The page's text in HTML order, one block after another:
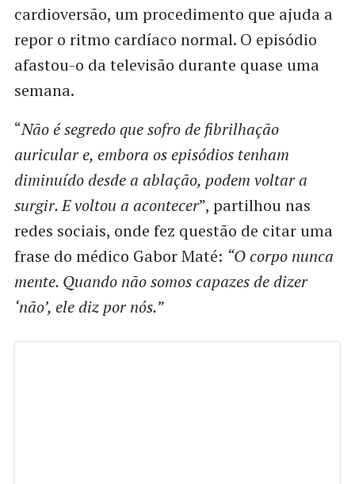
cardioversão, um procedimento que ajuda a
repor o ritmo cardíaco normal. O episódio
afastou-o da televisão durante quase uma
semana.
“Não é segredo que sofro de fibrilhação
auricular e, embora os episódios tenham
diminuído desde a ablação, podem voltar a
surgir. E voltou a acontecer”, partilhou nas
redes sociais, onde fez questão de citar uma
frase do médico Gabor Maté: “O corpo nunca
mente. Quando não somos capazes de dizer
‘não’, ele diz por nós.”